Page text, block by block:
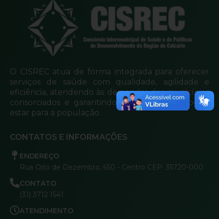
O CISREC atua de forma integrada para oferecer
serviços de saúde com qualidade, agilidade e
eficiência, atendendo às demandas dos municípios
consorciados e garantindo mais cuidado e bem-
estar para a população.
CONTATOS E INFORMAÇÕES
ENDEREÇO
Rua Oito de Dezembro, 650 - Centro CEP: 35720-000
CONTATO
(31) 3712 1541
ATENDIMENTO